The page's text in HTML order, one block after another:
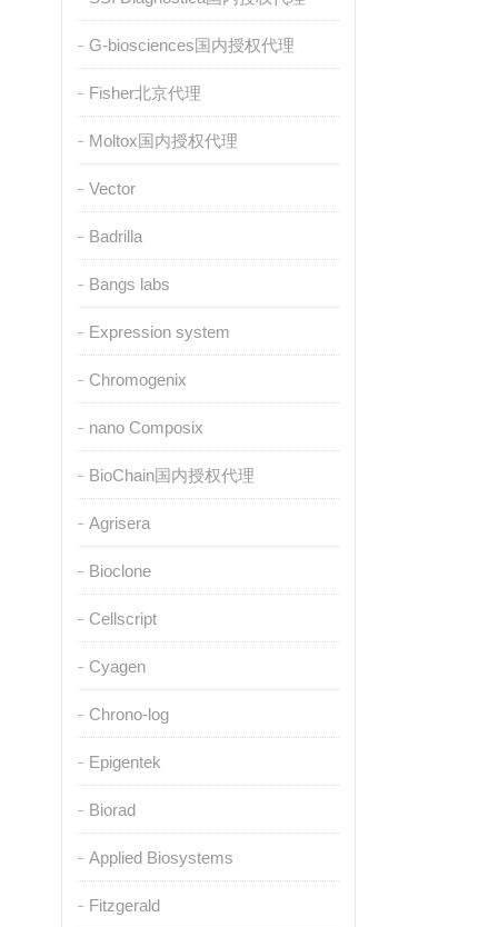
G-biosciences国内授权代理
Fisher北京代理
Moltox国内授权代理
Vector
Badrilla
Bangs labs
Expression system
Chromogenix
nano Composix
BioChain国内授权代理
Agrisera
Bioclone
Cellscript
Cyagen
Chrono-log
Epigentek
Biorad
Applied Biosystems
Fitzgerald